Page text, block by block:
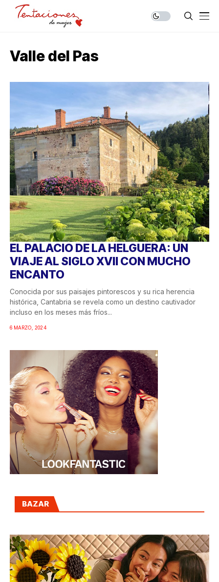
Valle del Pas
EL PALACIO DE LA HELGUERA: UN
VIAJE AL SIGLO XVII CON MUCHO
ENCANTO
Conocida por sus paisajes pintorescos y su rica herencia
histórica, Cantabria se revela como un destino cautivador
incluso en los meses más fríos...
6 MARZO, 2024
BAZAR